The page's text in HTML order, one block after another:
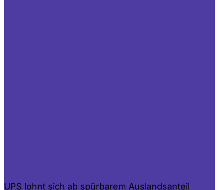
UPS lohnt sich ab spürbarem Auslandsanteil